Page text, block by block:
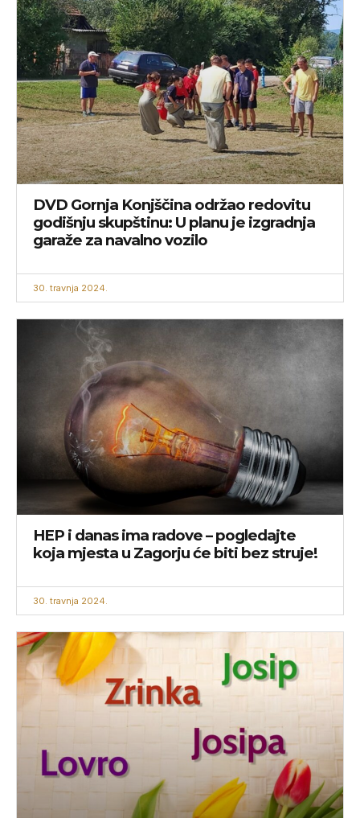
DVD Gornja Konjščina održao redovitu
godišnju skupštinu: U planu je izgradnja
garaže za navalno vozilo
30. travnja 2024.
HEP i danas ima radove – pogledajte
koja mjesta u Zagorju će biti bez struje!
30. travnja 2024.